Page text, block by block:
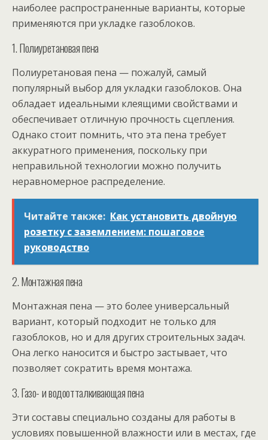
наиболее распространенные варианты, которые
применяются при укладке газоблоков.
1. Полиуретановая пена
Полиуретановая пена — пожалуй, самый
популярный выбор для укладки газоблоков. Она
обладает идеальными клеящими свойствами и
обеспечивает отличную прочность сцепления.
Однако стоит помнить, что эта пена требует
аккуратного применения, поскольку при
неправильной технологии можно получить
неравномерное распределение.
Читайте также: Как установить двойную
розетку с заземлением: пошаговое
руководство
2. Монтажная пена
Монтажная пена — это более универсальный
вариант, который подходит не только для
газоблоков, но и для других строительных задач.
Она легко наносится и быстро застывает, что
позволяет сократить время монтажа.
3. Газо- и водоотталкивающая пена
Эти составы специально созданы для работы в
условиях повышенной влажности или в местах, где